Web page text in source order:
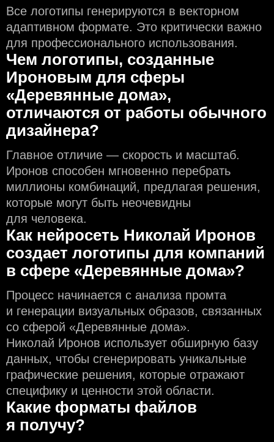
Все логотипы генерируются в векторном
адаптивном формате. Это критически важно
для профессионального использования.
Чем логотипы, созданные
Ироновым для сферы
«Деревянные дома»,
отличаются от работы обычного
дизайнера?
Главное отличие — скорость и масштаб.
Иронов способен мгновенно перебрать
миллионы комбинаций, предлагая решения,
которые могут быть неочевидны
для человека.
Как нейросеть Николай Иронов
создаeт логотипы для компаний
в сфере «Деревянные дома»?
Процесс начинается с анализа промта
и генерации визуальных образов, связанных
со сферой «Деревянные дома».
Николай Иронов использует обширную базу
данных, чтобы сгенерировать уникальные
графические решения, которые отражают
специфику и ценности этой области.
Какие форматы файлов
я получу?